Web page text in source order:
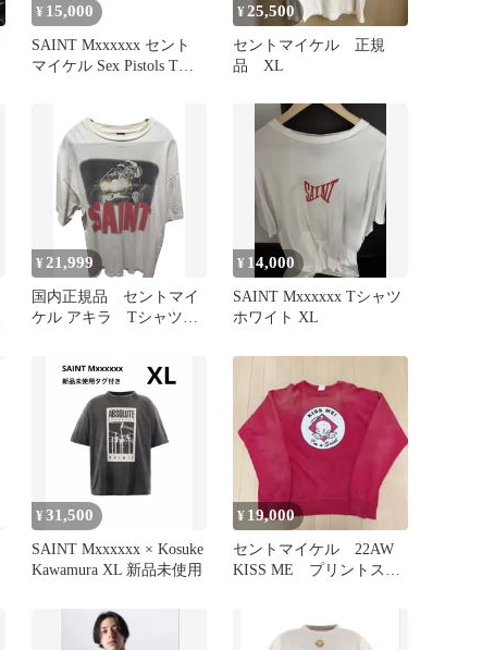
¥ 15,000
SAINT Mxxxxxx セント
マイケル Sex Pistols Tシ
¥25,500
セントマイケル 正規
品 XL
¥21,999
国内正規品 セントマイ
ケル アキラ Tシャツ
¥ 14,000
SAINT Mxxxxxx Tシャツ
ホワイト XL
¥31,500
SAINT Mxxxxxx × Kosuke
Kawamura XL 新品未使用
¥ 19,000
セントマイケル 22AW
KISS ME プリントスウ